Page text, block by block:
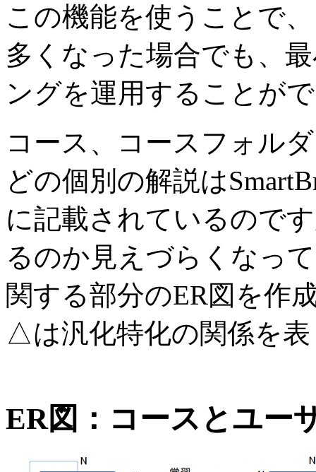
この機能を使うことで
多くなった場合でも、
ングを運用することが
コース、コースフォル
どの個別の解説は
に記載されているので
るのか見えづらくなっ
関する部分のER図を作
△は汎化特化の関係を
ER図：コースとユー